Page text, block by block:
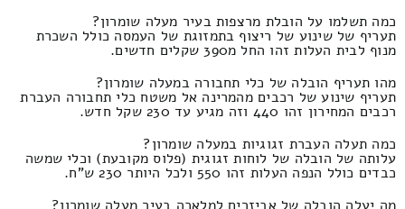
כמה תשלמו על הובלת מרצפות בעיר מעלה שומרון?
תעריף של שינוע של ריצוף בתמזוגת של העמסה כולל השכרת
מנוף לבית העלות זהו החל מ390 שקלים חדשים.
מהו תעריף הובלה של כלי תחבורה במעלה שומרון?
תעריף שינוע של רכבים מהמרינה אל משטח כלי תחבורה העברת
רכבים המחירון זהו 440 וזה מגיע עד 230 שקל חדש.
כמה תעלה העברת זגוגיות במעלה שומרון?
עלותה של הובלה של לוחות זגוגית (פלוס מקובעת) וכלי שמשה
כבדים כולל הנפה העלות זהו 550 ולכל היותר 230 ש"ח.